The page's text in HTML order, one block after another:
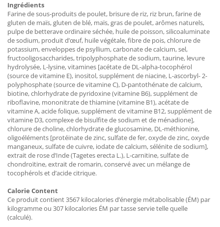
Ingrédients
Farine de sous-produits de poulet, brisure de riz, riz brun, farine de
gluten de maïs, gluten de blé, maïs, gras de poulet, arômes naturels,
pulpe de betterave ordinaire séchée, huile de poisson, silicoaluminate
de sodium, produit d’œuf, huile végétale, fibre de pois, chlorure de
potassium, enveloppes de psyllium, carbonate de calcium, sel,
fructooligosaccharides, tripolyphosphate de sodium, taurine, levure
hydrolysée, L-lysine, vitamines [acétate de DL-alpha-tocophérol
(source de vitamine E), inositol, supplément de niacine, L-ascorbyl- 2-
polyphosphate (source de vitamine C), D-pantothénate de calcium,
biotine, chlorhydrate de pyridoxine (vitamine B6), supplément de
riboflavine, mononitrate de thiamine (vitamine B1), acétate de
vitamine A, acide folique, supplément de vitamine B12, supplément de
vitamine D3, complexe de bisulfite de sodium et de ménadione],
chlorure de choline, chlorhydrate de glucosamine, DL-méthionine,
oligoéléments [protéinate de zinc, sulfate de fer, oxyde de zinc, oxyde
manganeux, sulfate de cuivre, iodate de calcium, sélénite de sodium],
extrait de rose d’Inde (Tagetes erecta L.), L-carnitine, sulfate de
chondroïtine, extrait de romarin, conservé avec un mélange de
tocophérols et d’acide citrique.
Calorie Content
Ce produit contient 3567 kilocalories d’énergie métabolisable (ÉM) par
kilogramme ou 307 kilocalories ÉM par tasse servie telle quelle
(calculé).